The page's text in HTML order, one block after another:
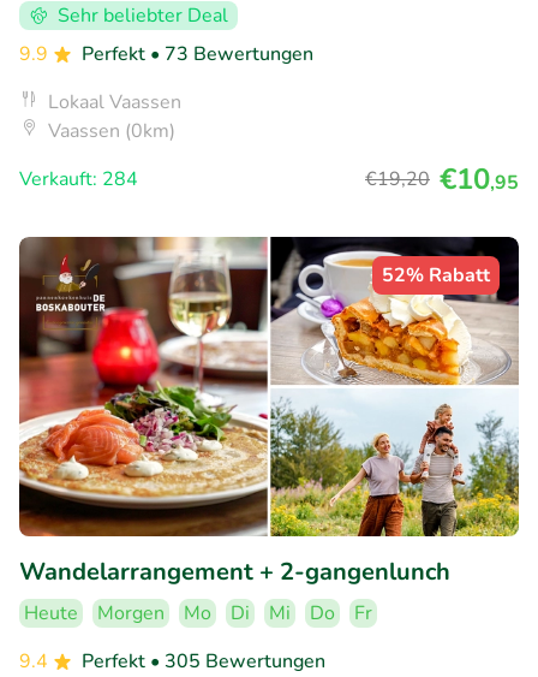
Sehr beliebter Deal
9.9
Perfekt • 73 Bewertungen
Lokaal Vaassen
Vaassen (0km)
Verkauft: 284
€19,20 €10,95
52% Rabatt
Wandelarrangement + 2-gangenlunch
Heute Morgen Mo Di Mi Do
Fr
9.4
Perfekt • 305 Bewertungen